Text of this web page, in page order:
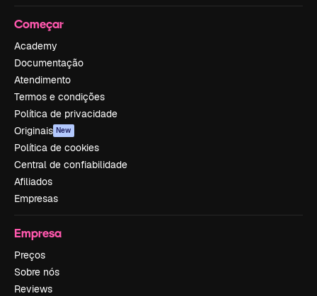
Começar
Academy
Documentação
Atendimento
Termos e condições
Política de privacidade
Originais New
Política de cookies
Central de confiabilidade
Afiliados
Empresas
Empresa
Preços
Sobre nós
Reviews